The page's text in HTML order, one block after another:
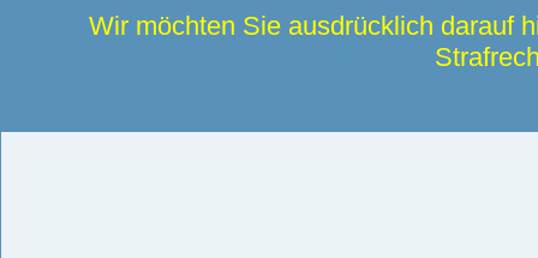
Wir möchten Sie ausdrücklich darauf